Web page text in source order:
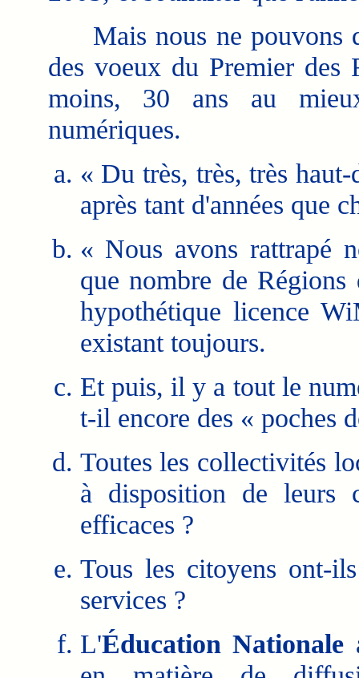
Mais nous ne pouvons
des voeux du Premier des
moins, 30 ans au
numériques.
« Du très, très, très
après tant d'années que
« Nous avons rattrapé
que nombre de
hypothétique licence
existant toujours.
Et puis, il y a tout le
t-il encore des « poches
Toutes les collectivités
à disposition de leurs
efficaces ?
Tous les citoyens ont-
services ?
L'Éducation Nationale